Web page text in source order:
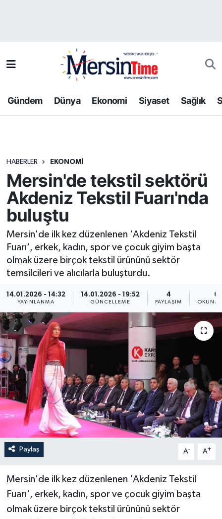
Gündem Dünya Ekonomi Siyaset Sağlık
HABERLER EKONOMI
Mersin'de tekstil sektörü
Akdeniz Tekstil Fuarı'nda
buluştu
Mersin'de ilk kez düzenlenen 'Akdeniz Tekstil
Fuarı', erkek, kadın, spor ve çocuk giyim başta
olmak üzere birçok tekstil ürününü sektör
temsilcileri ve alıcılarla buluşturdu.
14.01.2026 - 14:32
YAYINLANMA
14.01.2026 - 19:52
GÜNCELLEME
4
PAYLAŞIM
6
Paylaş A- A+
Mersin'de ilk kez düzenlenen 'Akdeniz Tekstil
Fuarı', erkek, kadın, spor ve çocuk giyim başta
olmak üzere birçok tekstil ürününü sektör
Bilim-Teknoloji
Dünya
Ekonomi
Gündem
Kültür-Sanat
Resmi İlan
Sağlık
Siyaset
Spor
Yaşam
Trafik Durumu
Tüm Manşetler
Haber Arşivi